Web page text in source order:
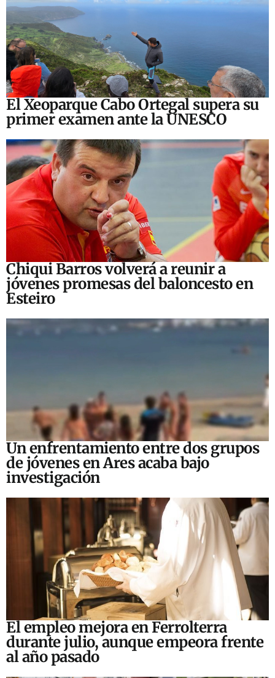
El Xeoparque Cabo Ortegal supera su
primer examen ante la UNESCO
Chiqui Barros volverá a reunir a
jóvenes promesas del baloncesto en
Esteiro
Un enfrentamiento entre dos grupos
de jóvenes en Ares acaba bajo
investigación
El empleo mejora en Ferrolterra
durante julio, aunque empeora frente
al año pasado